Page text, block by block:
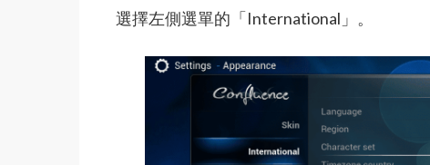
選擇左側選單的「International」。